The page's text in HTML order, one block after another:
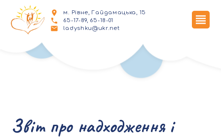
м. Рівне, Гайдамацька, 15
65-17-89, 65-18-01
ladyshku@ukr.net
Звіт про надходження і